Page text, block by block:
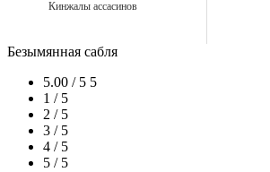
Кинжалы ассасинов
Безымянная сабля
5.00 / 5 5
1 / 5
2 / 5
3 / 5
4 / 5
5 / 5